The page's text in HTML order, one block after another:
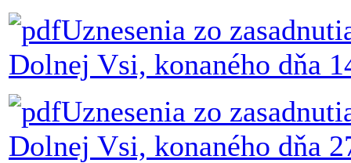
Uznesenia zo
Dolnej Vsi, konaného dňa
Uznesenia zo
Dolnej Vsi, konaného dňa